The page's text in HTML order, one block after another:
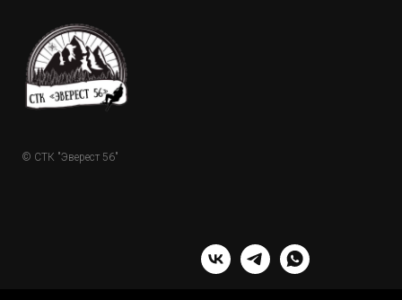
© СТК "Эверест 56"